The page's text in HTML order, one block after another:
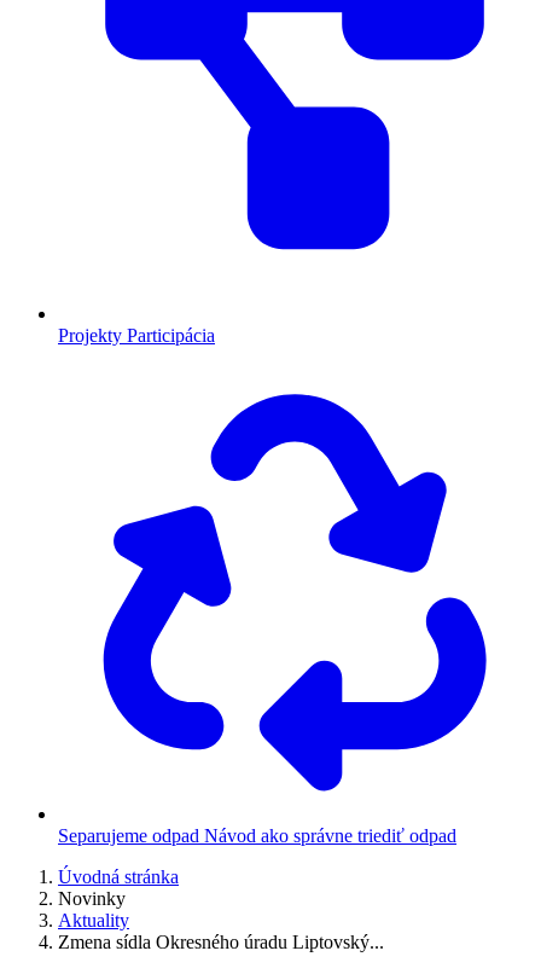
Projekty Participácia
Separujeme odpad Návod ako správne triediť odpad
Úvodná stránka
Novinky
Aktuality
Zmena sídla Okresného úradu Liptovský...